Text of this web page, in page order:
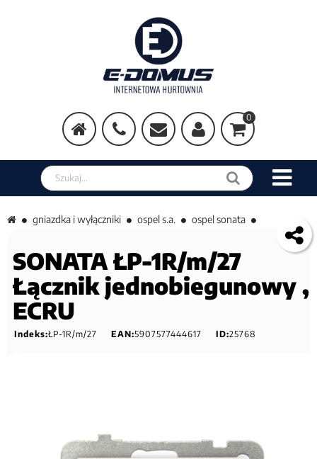
0
Szukaj w sklepie
gniazdka i wyłączniki ospel s.a. ospel sonata
SONATA ŁP-1R/m/27
Łącznik jednobiegunowy ,
ECRU
Indeks:ŁP-1R/m/27 EAN:5907577444617 ID:25768